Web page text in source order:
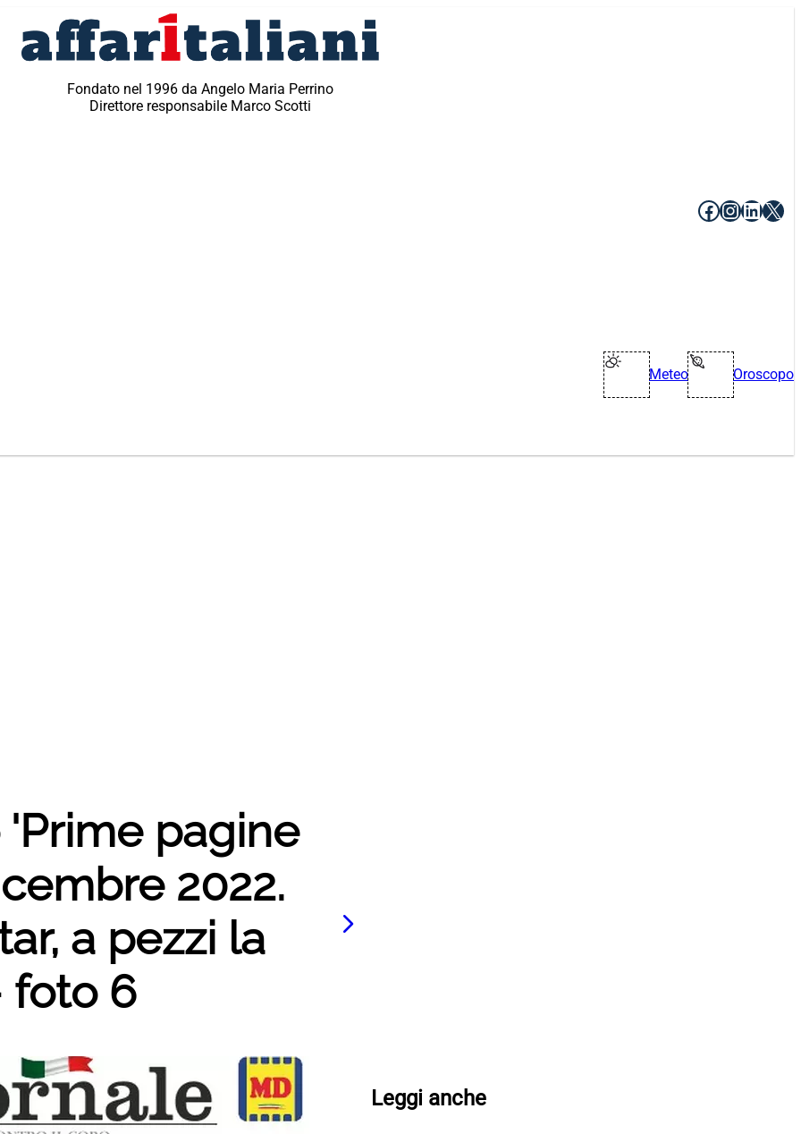
Fondato nel 1996 da Angelo Maria Perrino
Direttore responsabile Marco Scotti
Facebook
X
Meteo Oroscopo
pagine
2022.
a pezzi la
foto 6
Leggi anche